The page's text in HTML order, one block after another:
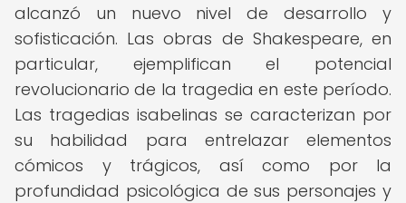
alcanzó un nuevo nivel de desarrollo y
sofisticación. Las obras de Shakespeare, en
particular, ejemplifican el potencial
revolucionario de la tragedia en este período.
Las tragedias isabelinas se caracterizan por
su habilidad para entrelazar elementos
cómicos y trágicos, así como por la
profundidad psicológica de sus personajes y